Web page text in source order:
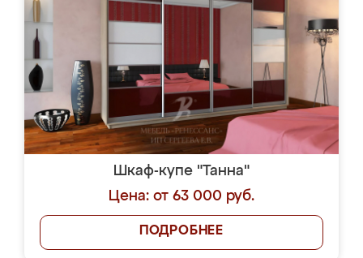
Шкаф-купе "Танна"
Цена: от 63 000 руб.
ПОДРОБНЕЕ